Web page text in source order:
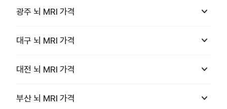
광주 뇌 MRI 가격 keyboard_arrow_down
대구 뇌 MRI 가격 keyboard_arrow_down
대전 뇌 MRI 가격 keyboard_arrow_down
부산 뇌 MRI 가격 keyboard_arrow_down